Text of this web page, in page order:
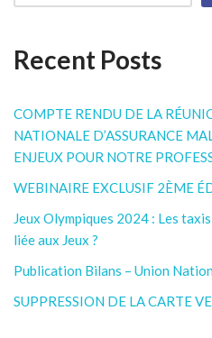
Recent Posts
COMPTE RENDU DE LA
NATIONALE D’ASSURANCE
ENJEUX POUR NOTRE
WEBINAIRE EXCLUSIF 2ÈME
Jeux Olympiques 2024 : Les
liée aux Jeux ?
Publication Bilans – Union
SUPPRESSION DE LA CARTE